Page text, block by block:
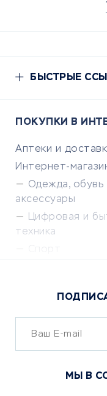
БЫСТРЫЕ
ПОКУПКИ В
Аптеки и
Интернет-
Одежда, обувь
аксессуары
Цифровая и
техника
Сервисы
ОБУЧЕНИЕ И
МЫ В